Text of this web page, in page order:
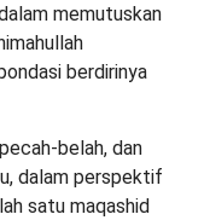
memutuskan
berdirinya
belah, dan
dalam perspektif
satu maqashid